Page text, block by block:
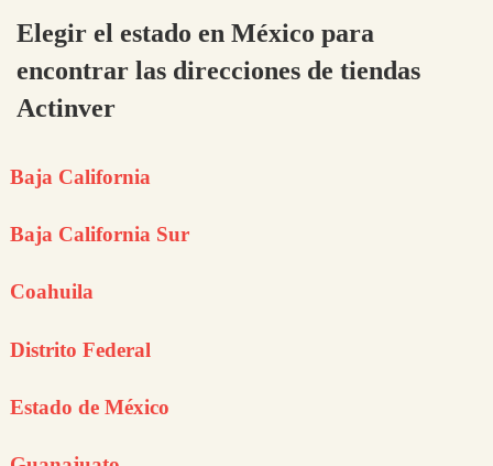
Elegir el estado en México para
encontrar las direcciones de tiendas
Actinver
Baja California
Baja California Sur
Coahuila
Distrito Federal
Estado de México